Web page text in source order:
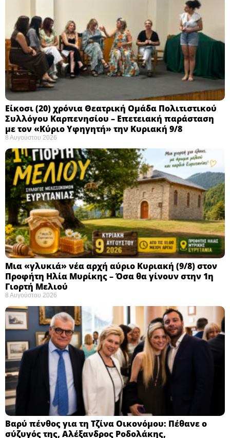
Eίκοσι (20) χρόνια Θεατρική Ομάδα Πολιτιστικού
Συλλόγου Καρπενησίου – Επετειακή παράσταση
με τον «Κύριο Υφηγητή» την Κυριακή 9/8
8 Αυγούστου 2026
Μια «γλυκιά» νέα αρχή αύριο Κυριακή (9/8) στον
Προφήτη Ηλία Μυρίκης – Όσα θα γίνουν στην 1η
Γιορτή Μελιού
8 Αυγούστου 2026
Βαρύ πένθος για τη Τζίνα Οικονόμου: Πέθανε ο
σύζυγός της, Αλέξανδρος Ροδολάκης,